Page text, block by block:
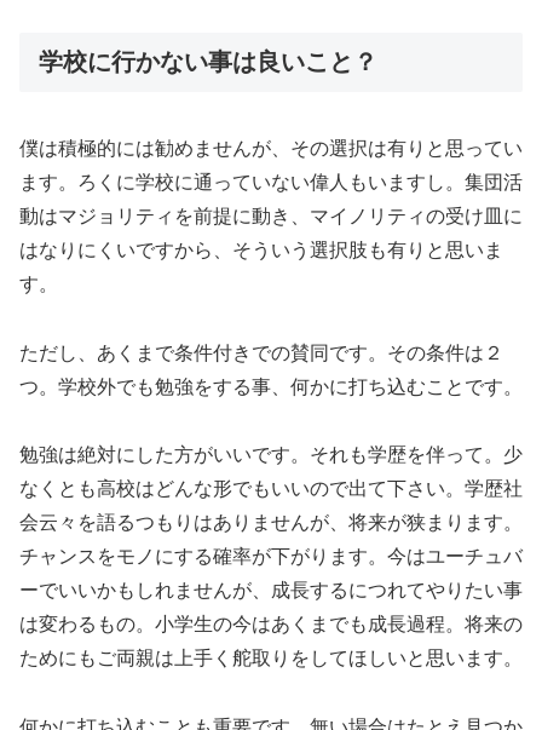
学校に行かない事は良いこと？
僕は積極的には勧めませんが、その選択は有りと思ってい
ます。ろくに学校に通っていない偉人もいますし。集団活
動はマジョリティを前提に動き、マイノリティの受け皿に
はなりにくいですから、そういう選択肢も有りと思いま
す。
ただし、あくまで条件付きでの賛同です。その条件は２
つ。学校外でも勉強をする事、何かに打ち込むことです。
勉強は絶対にした方がいいです。それも学歴を伴って。少
なくとも高校はどんな形でもいいので出て下さい。学歴社
会云々を語るつもりはありませんが、将来が狭まります。
チャンスをモノにする確率が下がります。今はユーチュバ
ーでいいかもしれませんが、成長するにつれてやりたい事
は変わるもの。小学生の今はあくまでも成長過程。将来の
ためにもご両親は上手く舵取りをしてほしいと思います。